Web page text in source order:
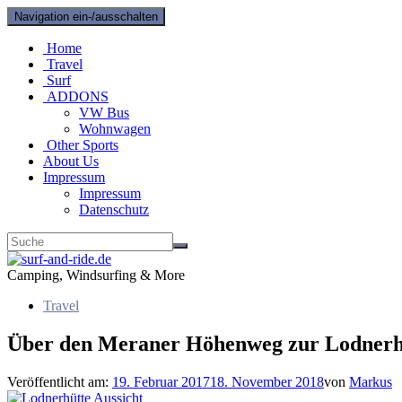
Navigation ein-/ausschalten
Home
Travel
Surf
ADDONS
VW Bus
Wohnwagen
Other Sports
About Us
Impressum
Impressum
Datenschutz
Camping, Windsurfing & More
Travel
Über den Meraner Höhenweg zur
Veröffentlicht am: 19. Februar 201718. November 2018von Markus